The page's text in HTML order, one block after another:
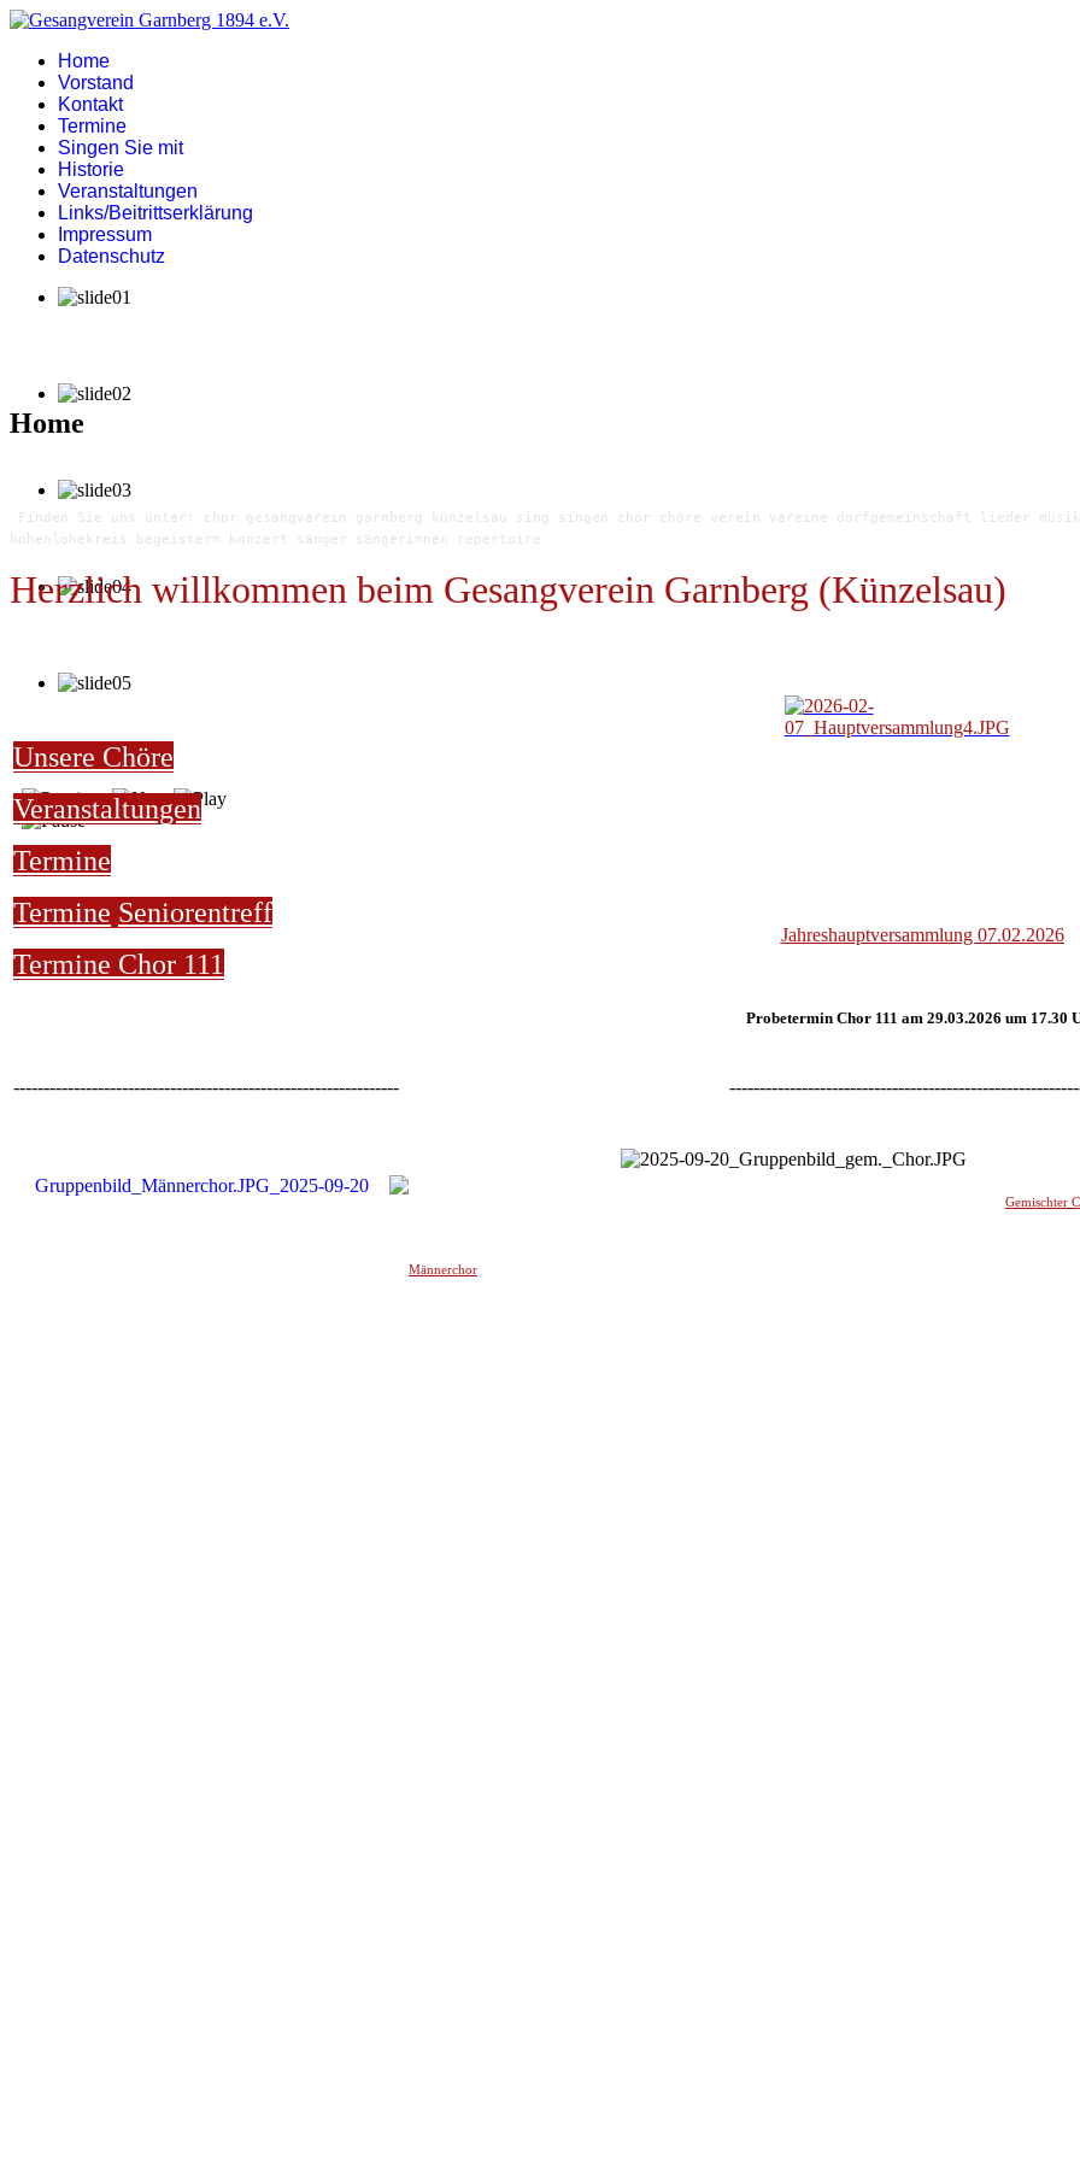
Home
Vorstand
Kontakt
Termine
Singen Sie mit
Historie
Veranstaltungen
Links/Beitrittserklärung
Impressum
Datenschutz
Home
Finden Sie uns unter: chor gesangverein garnberg künzelsau sing singen chor chöre verein vereine dorfgemeinschaft lieder
hohenlohekreis begeistern konzert sänger sängerinnen repertoire
Herzlich willkommen beim Gesangverein Garnberg (Künzelsau)
Unsere Chöre
Veranstaltungen
Termine
Termine Seniorentreff
Termine Chor 111
Jahreshauptversammlung 07.02.2026
Probetermin Chor 111 am 29.03.2026 um 17.30
----------------------------------------------------------------
Männerchor
Gemischter